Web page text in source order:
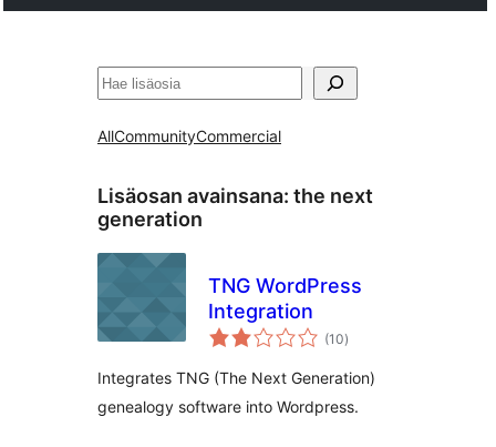
Etsi
AllCommunityCommercial
Lisäosan avainsana: the next
generation
TNG WordPress
Integration
(10arvosanat
yhteensä
)
Integrates TNG (The Next Generation)
genealogy software into Wordpress.